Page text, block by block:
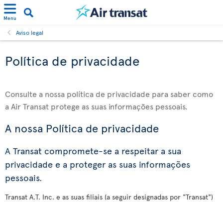
Menu
Aviso legal
Política de privacidade
Consulte a nossa política de privacidade para saber como
a Air Transat protege as suas informações pessoais.
A nossa Política de privacidade
A Transat compromete-se a respeitar a sua
privacidade e a proteger as suas informações
pessoais.
Transat A.T. Inc. e as suas filiais (a seguir designadas por "Transat")